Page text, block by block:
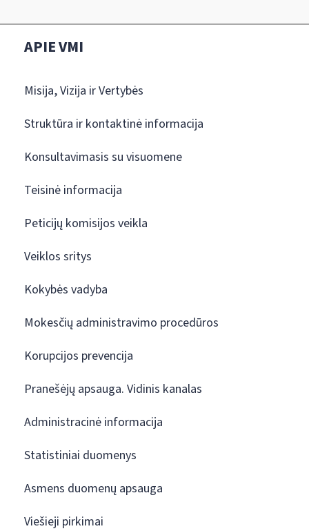
APIE VMI
Misija, Vizija ir Vertybės
Struktūra ir kontaktinė informacija
Konsultavimasis su visuomene
Teisinė informacija
Peticijų komisijos veikla
Veiklos sritys
Kokybės vadyba
Mokesčių administravimo procedūros
Korupcijos prevencija
Pranešėjų apsauga. Vidinis kanalas
Administracinė informacija
Statistiniai duomenys
Asmens duomenų apsauga
Viešieji pirkimai